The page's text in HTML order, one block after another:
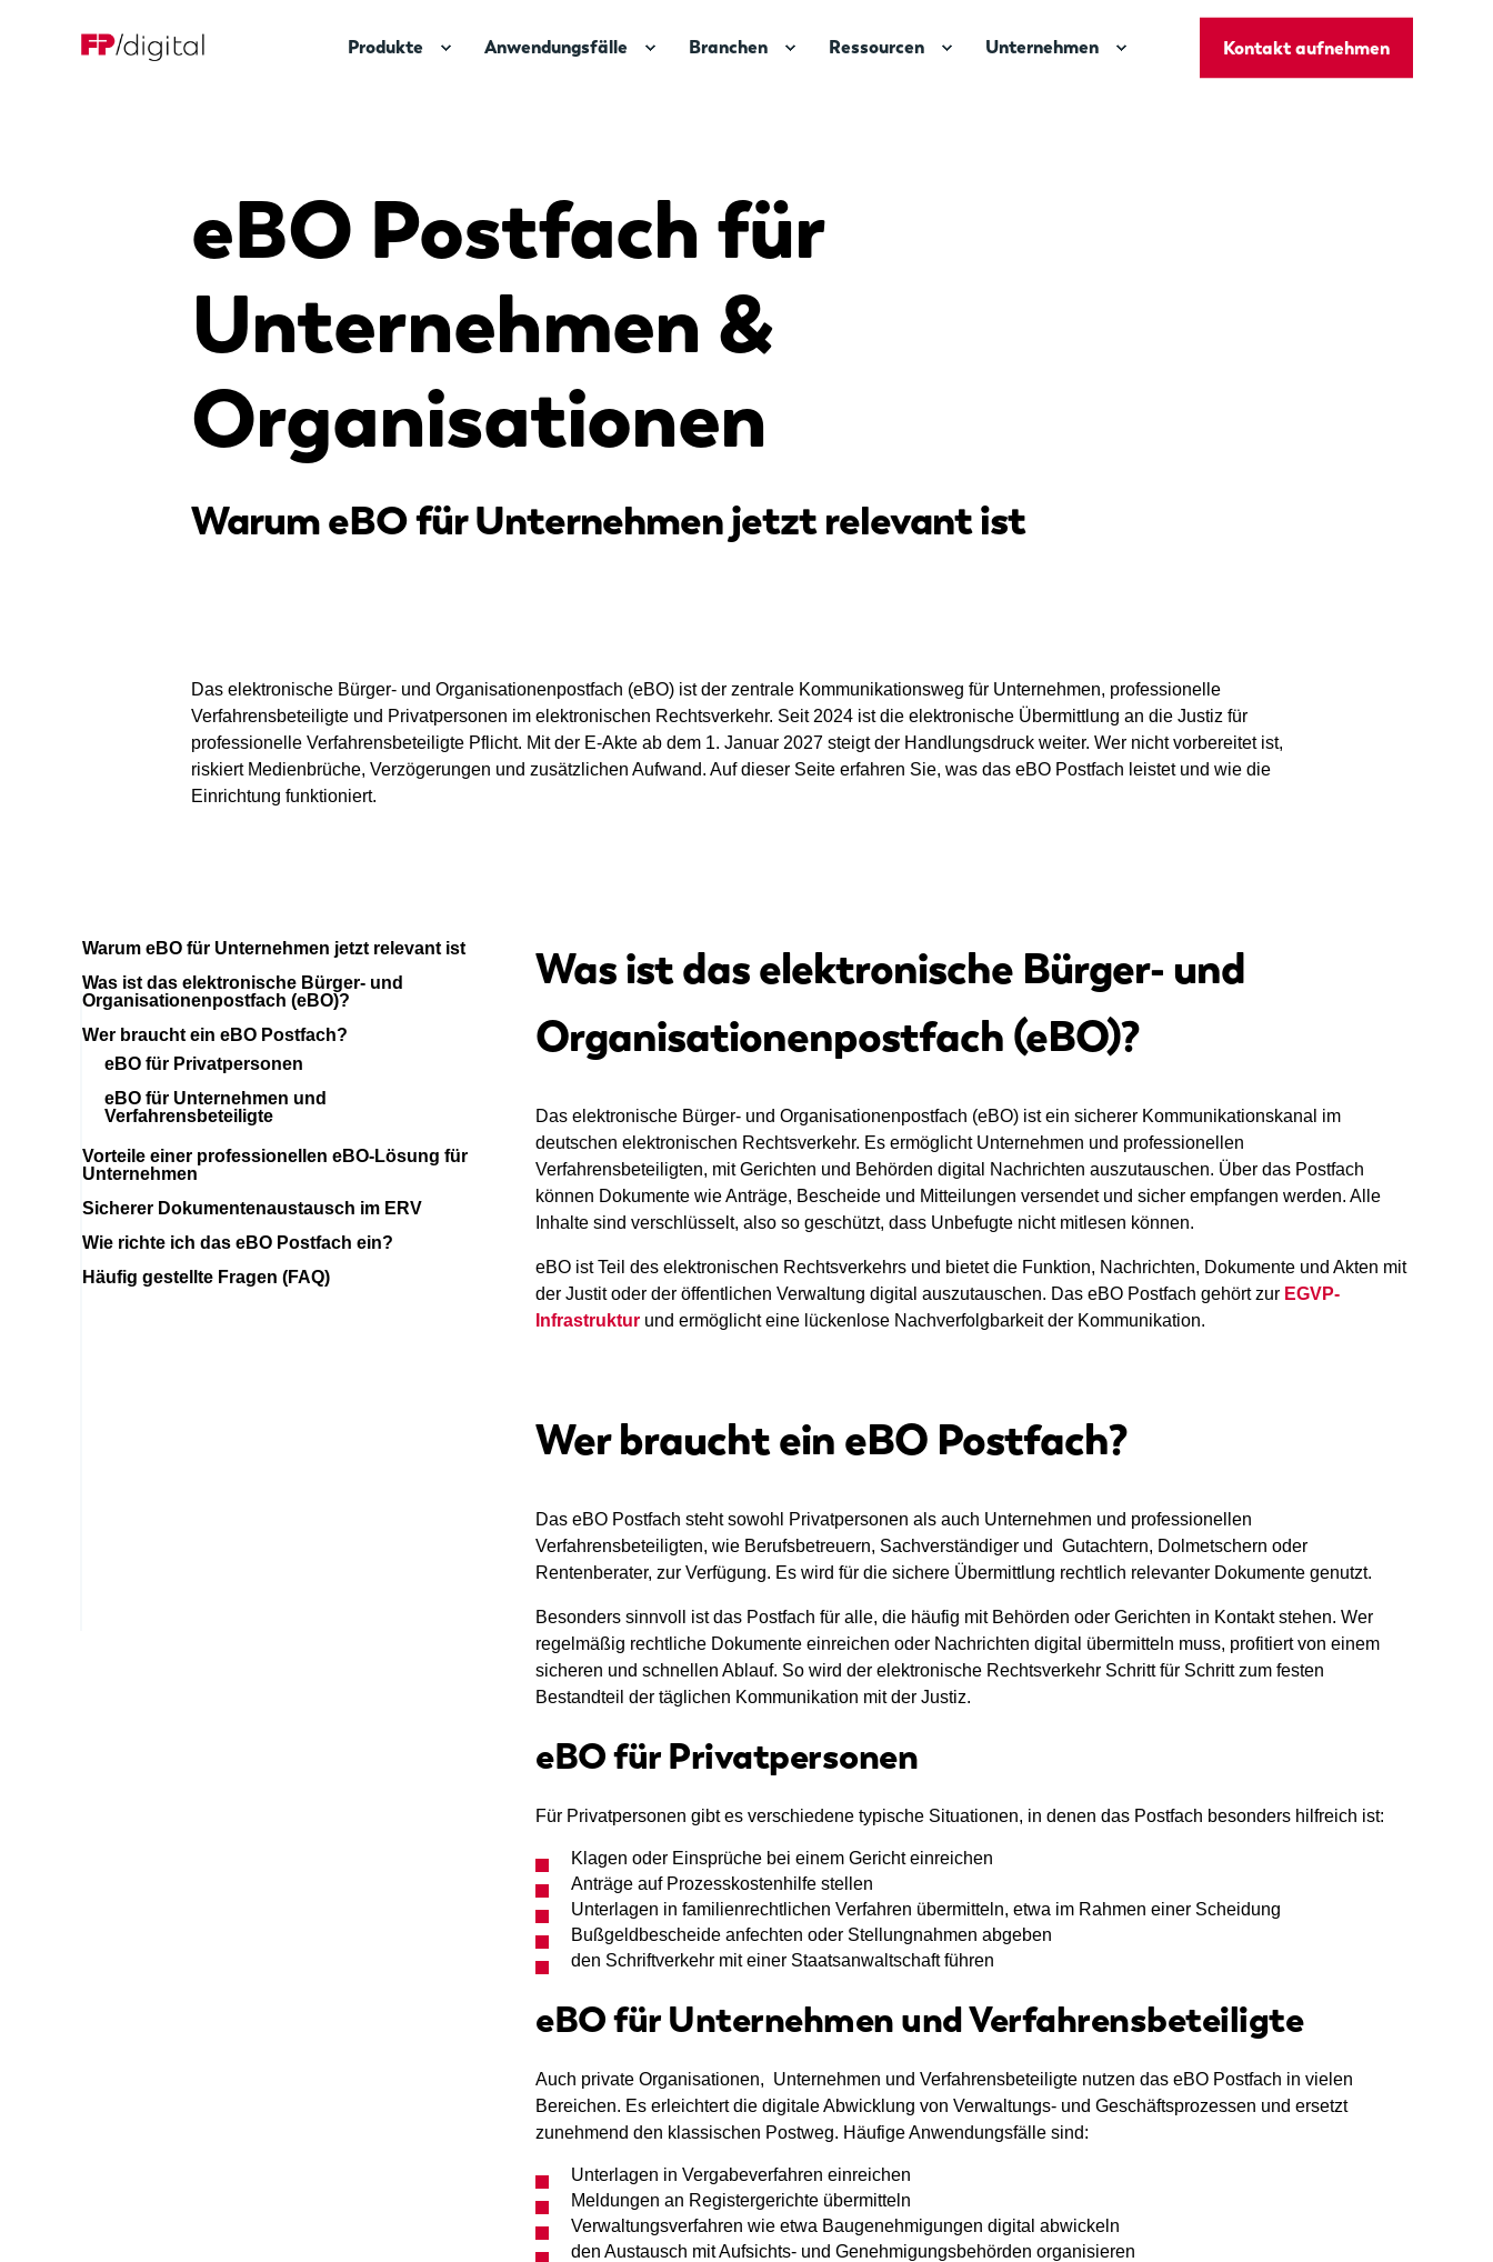
Produkte Anwendungsfälle Branchen Ressourcen Unternehmen Kontakt aufnehmen
eBO Postfach für
Unternehmen &
Organisationen
Warum eBO für Unternehmen jetzt relevant ist
Das elektronische Bürger- und Organisationenpostfach (eBO) ist der zentrale Kommunikationsweg für Unternehmen, professionelle
Verfahrensbeteiligte und Privatpersonen im elektronischen Rechtsverkehr. Seit 2024 ist die elektronische Übermittlung an die Justiz für
professionelle Verfahrensbeteiligte Pflicht. Mit der E-Akte ab dem 1. Januar 2027 steigt der Handlungsdruck weiter. Wer nicht vorbereitet ist,
riskiert Medienbrüche, Verzögerungen und zusätzlichen Aufwand. Auf dieser Seite erfahren Sie, was das eBO Postfach leistet und wie die
Einrichtung funktioniert.
Warum eBO für Unternehmen jetzt relevant ist
Was ist das elektronische Bürger- und
Organisationenpostfach (eBO)?
Wer braucht ein eBO Postfach?
eBO für Privatpersonen
eBO für Unternehmen und
Verfahrensbeteiligte
Vorteile einer professionellen eBO-Lösung für
Unternehmen
Sicherer Dokumentenaustausch im ERV
Wie richte ich das eBO Postfach ein?
Häufig gestellte Fragen (FAQ)
Was ist das elektronische Bürger- und
Organisationenpostfach (eBO)?
Das elektronische Bürger- und Organisationenpostfach (eBO) ist ein sicherer Kommunikationskanal im
deutschen elektronischen Rechtsverkehr. Es ermöglicht Unternehmen und professionellen
Verfahrensbeteiligten, mit Gerichten und Behörden digital Nachrichten auszutauschen. Über das Postfach
können Dokumente wie Anträge, Bescheide und Mitteilungen versendet und sicher empfangen werden. Alle
Inhalte sind verschlüsselt, also so geschützt, dass Unbefugte nicht mitlesen können.
eBO ist Teil des elektronischen Rechtsverkehrs und bietet die Funktion, Nachrichten, Dokumente und Akten mit
der Justit oder der öffentlichen Verwaltung digital auszutauschen. Das eBO Postfach gehört zur EGVP-
Infrastruktur und ermöglicht eine lückenlose Nachverfolgbarkeit der Kommunikation.
Wer braucht ein eBO Postfach?
Das eBO Postfach steht sowohl Privatpersonen als auch Unternehmen und professionellen
Verfahrensbeteiligten, wie Berufsbetreuern, Sachverständiger und Gutachtern, Dolmetschern oder
Rentenberater, zur Verfügung. Es wird für die sichere Übermittlung rechtlich relevanter Dokumente genutzt.
Besonders sinnvoll ist das Postfach für alle, die häufig mit Behörden oder Gerichten in Kontakt stehen. Wer
regelmäßig rechtliche Dokumente einreichen oder Nachrichten digital übermitteln muss, profitiert von einem
sicheren und schnellen Ablauf. So wird der elektronische Rechtsverkehr Schritt für Schritt zum festen
Bestandteil der täglichen Kommunikation mit der Justiz.
eBO für Privatpersonen
Für Privatpersonen gibt es verschiedene typische Situationen, in denen das Postfach besonders hilfreich ist:
Klagen oder Einsprüche bei einem Gericht einreichen
Anträge auf Prozesskostenhilfe stellen
Unterlagen in familienrechtlichen Verfahren übermitteln, etwa im Rahmen einer Scheidung
Bußgeldbescheide anfechten oder Stellungnahmen abgeben
den Schriftverkehr mit einer Staatsanwaltschaft führen
eBO für Unternehmen und Verfahrensbeteiligte
Auch private Organisationen, Unternehmen und Verfahrensbeteiligte nutzen das eBO Postfach in vielen
Bereichen. Es erleichtert die digitale Abwicklung von Verwaltungs- und Geschäftsprozessen und ersetzt
zunehmend den klassischen Postweg. Häufige Anwendungsfälle sind:
Unterlagen in Vergabeverfahren einreichen
Meldungen an Registergerichte übermitteln
Verwaltungsverfahren wie etwa Baugenehmigungen digital abwickeln
den Austausch mit Aufsichts- und Genehmigungsbehörden organisieren